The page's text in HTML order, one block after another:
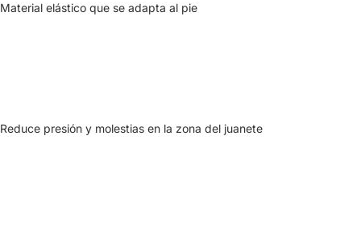
Material elástico que se adapta al pie
Reduce presión y molestias en la zona del juanete